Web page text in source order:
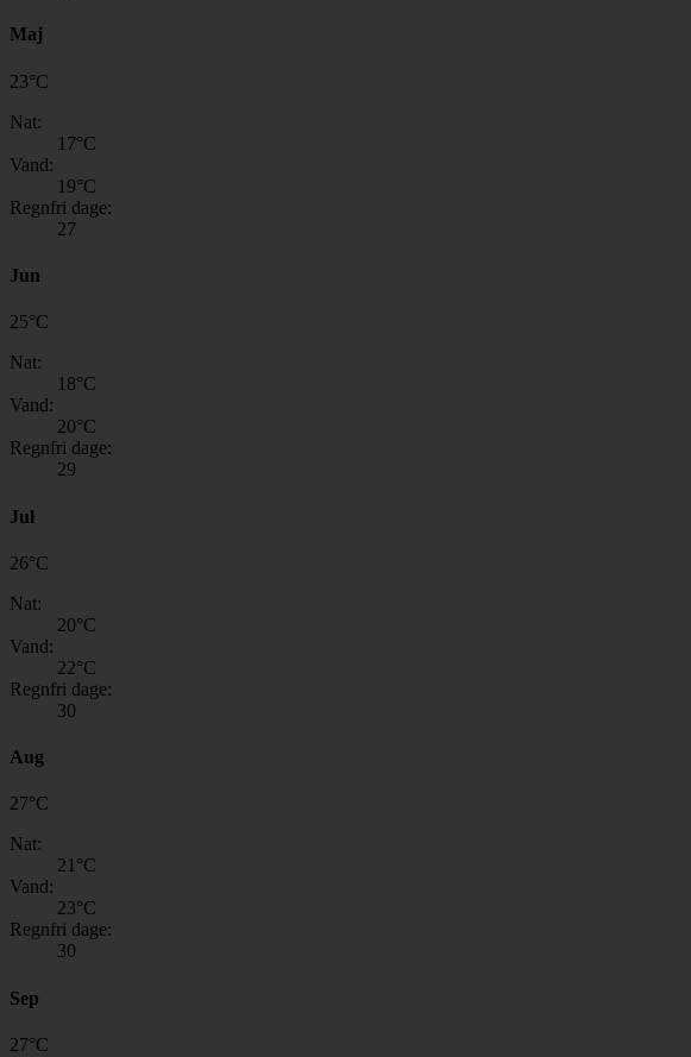
Maj
23°C
Nat:
17°C
Vand:
19°C
Regnfri dage:
27
Jun
25°C
Nat:
18°C
Vand:
20°C
Regnfri dage:
29
Jul
26°C
Nat:
20°C
Vand:
22°C
Regnfri dage:
30
Aug
27°C
Nat:
21 °C
Vand:
23°C
Regnfri dage:
30
Sep
27°C